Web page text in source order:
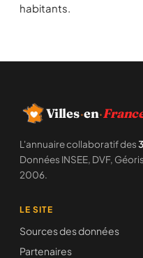
habitants.
Villes·en·
L'annuaire collaboratif des
Données INSEE, DVF,
2006.
LE SITE
Sources des données
Partenaires